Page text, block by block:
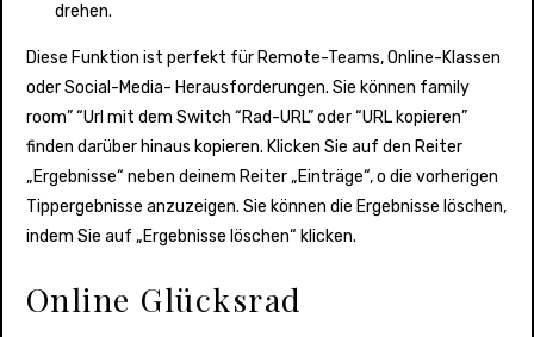
drehen.
Diese Funktion ist perfekt für Remote-Teams, Online-Klassen
oder Social-Media- Herausforderungen. Sie können family
room” “Url mit dem Switch “Rad-URL” oder “URL kopieren”
finden darüber hinaus kopieren. Klicken Sie auf den Reiter
„Ergebnisse“ neben deinem Reiter „Einträge“, o die vorherigen
Tippergebnisse anzuzeigen. Sie können die Ergebnisse löschen,
indem Sie auf „Ergebnisse löschen“ klicken.
Online Glücksrad